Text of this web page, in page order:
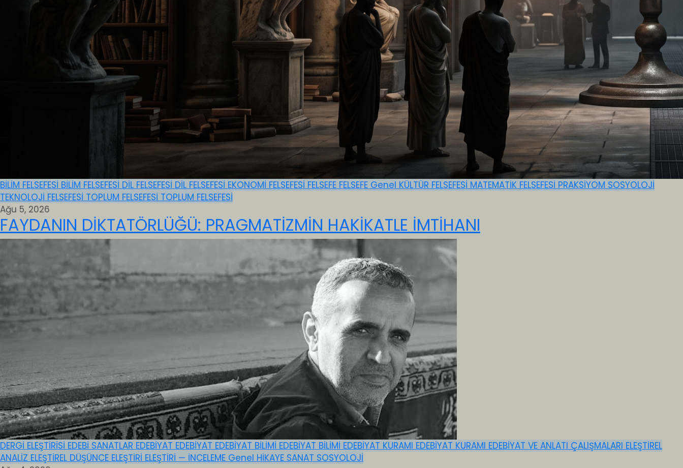
BİLİM FELSEFESİ BİLİM FELSEFESİ DİL FELSEFESİ DİL FELSEFESİ EKONOMİ FELSEFESİ FELSEFE FELSEFE Genel KÜLTÜR FELSEFESİ MATEMATİK FELSEFESİ PRAKSİYOM SOSYOLOJİ
TEKNOLOJİ FELSEFESİ TOPLUM FELSEFESİ TOPLUM FELSEFESİ
Ağu 5, 2026
FAYDANIN DİKTATÖRLÜĞÜ: PRAGMATİZMİN HAKİKATLE İMTİHANI
DERGİ ELEŞTİRİSİ EDEBİ SANATLAR EDEBİYAT EDEBİYAT EDEBİYAT BİLİMİ EDEBİYAT BİLİMİ EDEBİYAT KURAMI EDEBİYAT KURAMI EDEBİYAT VE ANLATI ÇALIŞMALARI ELEŞTİREL
ANALİZ ELEŞTİREL DÜŞÜNCE ELEŞTİRİ ELEŞTİRİ — İNCELEME Genel HİKAYE SANAT SOSYOLOJİ